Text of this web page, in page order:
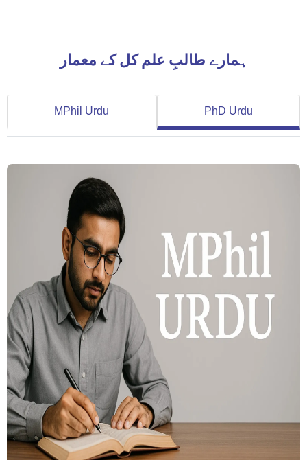
ہمارے طالبِ علم کل کے معمار
MPhil Urdu PhD Urdu